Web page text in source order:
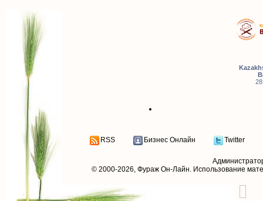
RSS Бизнес Онлайн Twitter
© 2000-2026, Фураж Он-Лайн. Использование